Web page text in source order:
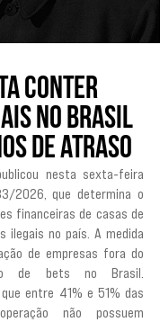
conter
no Brasil
de atraso
nesta sexta-feira
2026, que determina o
financeiras de casas de
ilegais no país. A medida
de empresas fora do
de bets no Brasil.
entre 41% e 51% das
não possuem